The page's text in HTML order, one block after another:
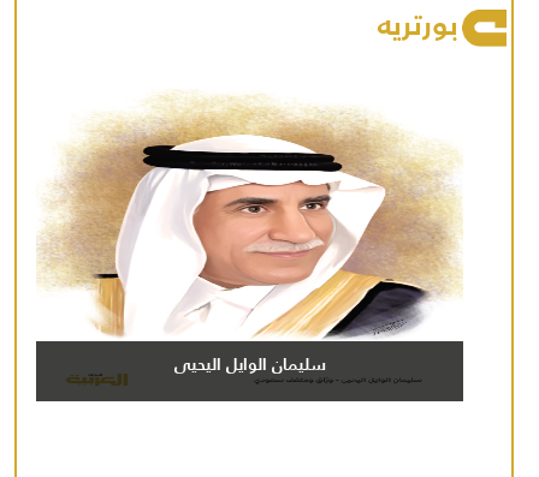
بورتريه
سليمان الوايل اليحيى